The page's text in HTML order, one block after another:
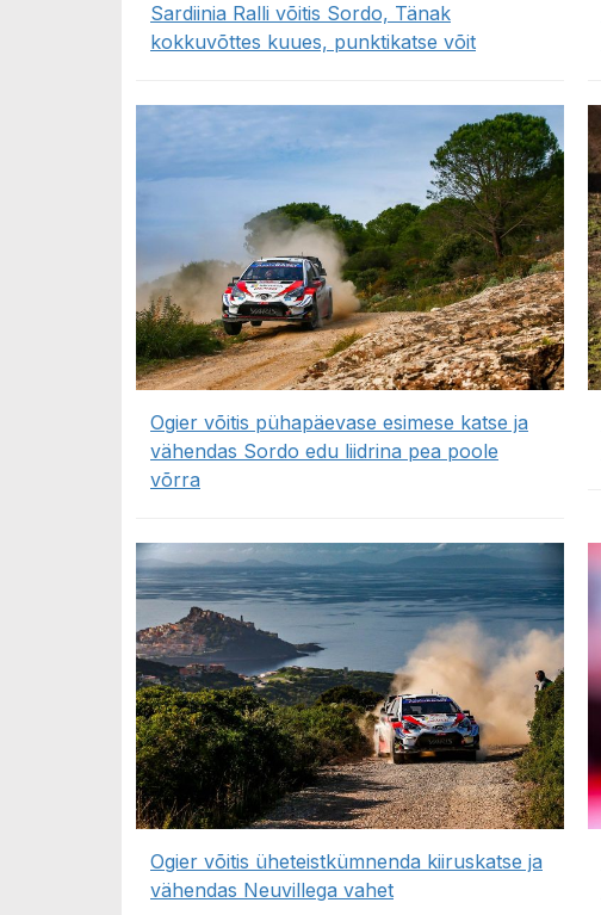
Sardiinia Ralli võitis Sordo, Tänak
kokkuvõttes kuues, punktikatse võit
Ogier võitis pühapäevase esimese katse ja
vähendas Sordo edu liidrina pea poole
võrra
Ogier võitis üheteistkümnenda kiiruskatse ja
vähendas Neuvillega vahet